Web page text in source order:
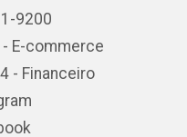
9200
E-commerce
- Financeiro